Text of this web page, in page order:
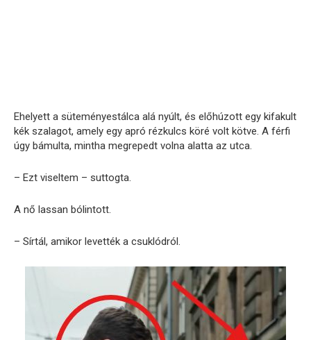
Ehelyett a süteményestálca alá nyúlt, és előhúzott egy kifakult
kék szalagot, amely egy apró rézkulcs köré volt kötve. A férfi
úgy bámulta, mintha megrepedt volna alatta az utca.
– Ezt viseltem – suttogta.
A nő lassan bólintott.
– Sírtál, amikor levették a csuklódról.